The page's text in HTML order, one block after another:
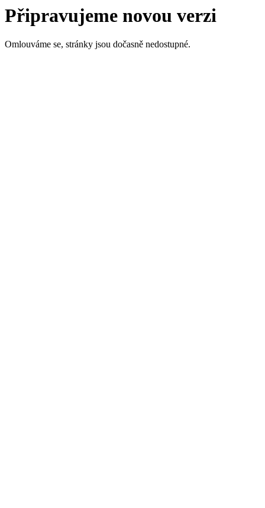
Připravujeme novou verzi
Omlouváme se, stránky jsou dočasně nedostupné.